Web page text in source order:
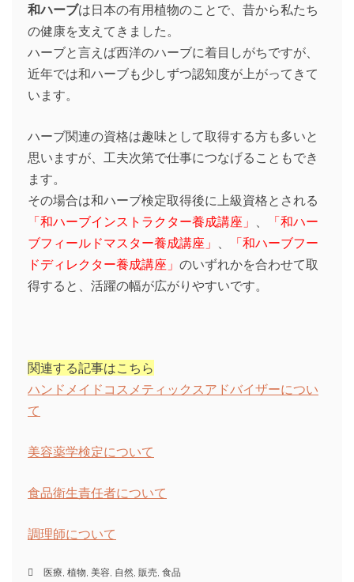
和ハーブは日本の有用植物のことで、昔から私たち
の健康を支えてきました。
ハーブと言えば西洋のハーブに着目しがちですが、
近年では和ハーブも少しずつ認知度が上がってきて
います。
ハーブ関連の資格は趣味として取得する方も多いと
思いますが、工夫次第で仕事につなげることもでき
ます。
その場合は和ハーブ検定取得後に上級資格とされる
「和ハーブインストラクター養成講座」
「和ハー
ブフィールドマスター養成講座」
「和ハーブフー
ドディレクター養成講座」 のいずれかを合わせて取
得すると、活躍の幅が広がりやすいです。
関連する記事はこちら
ハンドメイドコスメティックスアドバイザーについ
て
美容薬学検定について
食品衛生責任者について
調理師について
医療 植物 美容 自然 販売 食品